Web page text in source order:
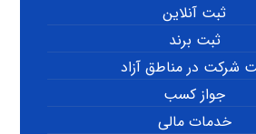
ثبت آنلاین
ثبت برند
شرکت در مناطق آزاد
جواز کسب
خدمات مالی